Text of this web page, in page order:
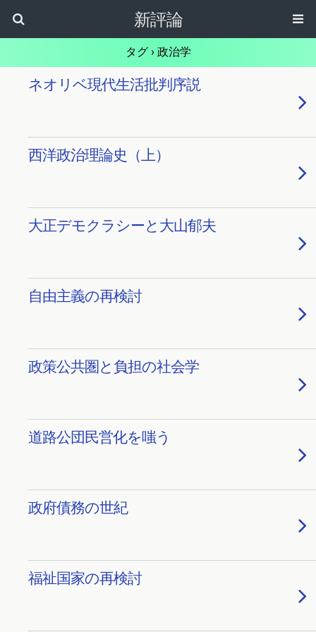
新評論
タグ › 政治学
ネオリベ現代生活批判序説
西洋政治理論史（上）
大正デモクラシーと大山郁夫
自由主義の再検討
政策公共圏と負担の社会学
道路公団民営化を嗤う
政府債務の世紀
福祉国家の再検討